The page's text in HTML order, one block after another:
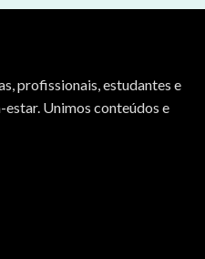
profissionais, estudantes e
Unimos conteúdos e